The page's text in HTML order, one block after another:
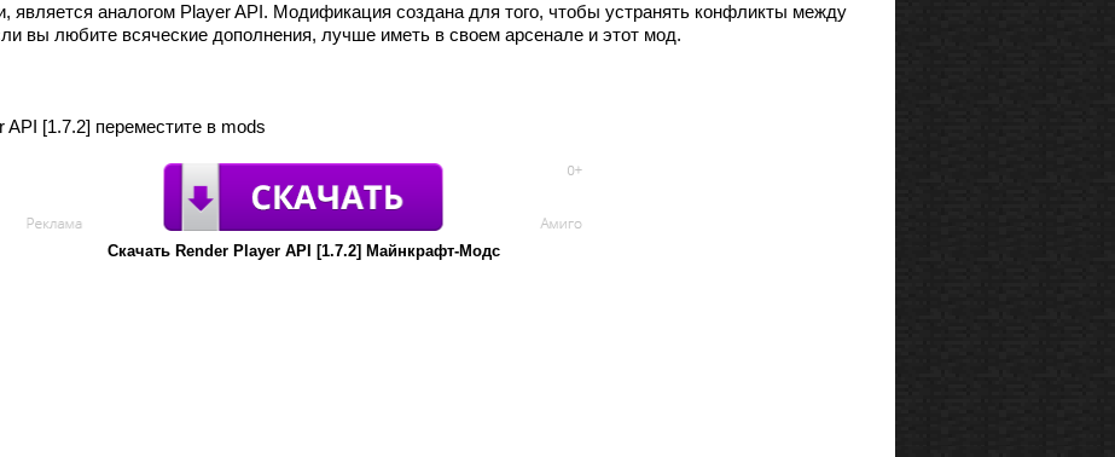
является аналогом Player API. Модификация создана для того, чтобы устранять конфликты между
вы любите всяческие дополнения, лучше иметь в своем арсенале и этот мод.
[1.7.2] переместите в mods
Скачать Render Player API [1.7.2] Майнкрафт-Модс